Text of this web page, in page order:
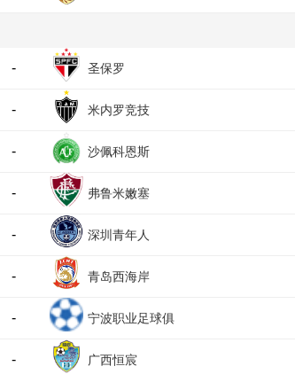
- 圣保罗
- 米内罗竞技
- 沙佩科恩斯
- 弗鲁米嫩塞
- 深圳青年人
- 青岛西海岸
- 宁波职业足球俱
乐部
- 广西恒宸